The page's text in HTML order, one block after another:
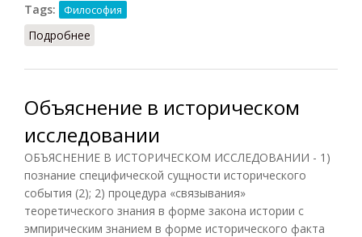
Tags:
Философия
Подробнее
Объяснение в историческом
исследовании
ОБЪЯСНЕНИЕ В ИСТОРИЧЕСКОМ ИССЛЕДОВАНИИ - 1)
познание специфической сущности исторического
события (2); 2) процедура «связывания»
теоретического знания в форме закона истории с
эмпирическим знанием в форме исторического факта